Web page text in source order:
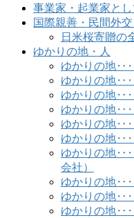
事業家・起業家とし
国際親善・民間外
日米桜寄贈の
ゆかりの地・人
ゆかりの地
ゆかりの地
ゆかりの地
ゆかりの地
ゆかりの地
ゆかりの地
ゆかりの地
会社）
ゆかりの地
ゆかりの地
ゆかりの地